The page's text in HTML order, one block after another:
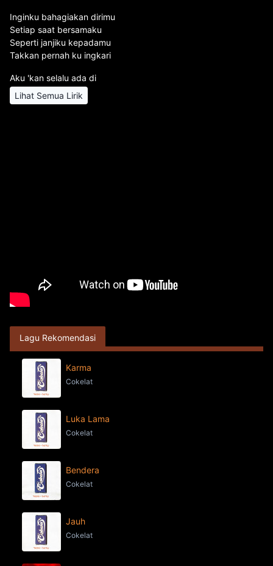
Inginku bahagiakan dirimu
Setiap saat bersamaku
Seperti janjiku kepadamu
Takkan pernah ku ingkari
Aku 'kan selalu ada di
Lihat Semua Lirik
Lagu Rekomendasi
Karma
Cokelat
Luka Lama
Cokelat
Bendera
Cokelat
Jauh
Cokelat